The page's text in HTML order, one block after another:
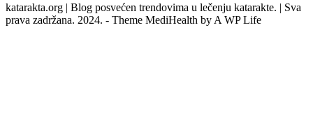
katarakta.org | Blog posvećen trendovima u lečenju katarakte. | Sva
prava zadržana. 2024. - Theme MediHealth by A WP Life